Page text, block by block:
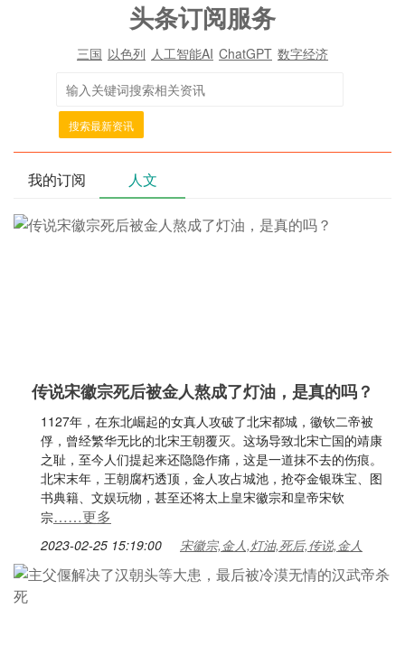
头条订阅服务
三国 以色列 人工智能AI ChatGPT 数字经济
搜索最新资讯
我的订阅 人文
传说宋徽宗死后被金人熬成了灯油，是真的吗？
1127年，在东北崛起的女真人攻破了北宋都城，徽钦二帝被
俘，曾经繁华无比的北宋王朝覆灭。这场导致北宋亡国的靖康
之耻，至今人们提起来还隐隐作痛，这是一道抹不去的伤痕。
北宋末年，王朝腐朽透顶，金人攻占城池，抢夺金银珠宝、图
书典籍、文娱玩物，甚至还将太上皇宋徽宗和皇帝宋钦
宗……更多
2023-02-25 15:19:00 宋徽宗,金人,灯油,死后,传说,金人